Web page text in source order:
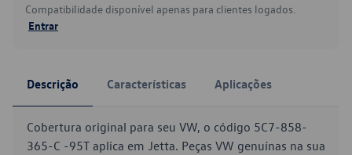
Compatibilidade disponível apenas para clientes logados.
Entrar
Descrição Características Aplicações
Cobertura original para seu VW, o código 5C7-858-
365-C -95T aplica em Jetta. Peças VW genuínas na sua